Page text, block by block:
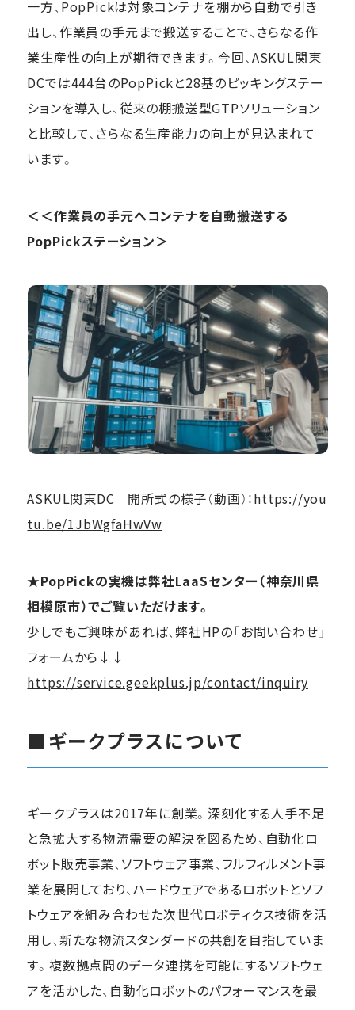
一方、PopPickは対象コンテナを棚から自動で引き
出し、作業員の手元まで搬送することで、さらなる作
業生産性の向上が期待できます。今回、ASKUL関東
DCでは444台のPopPickと28基のピッキングステー
ションを導入し、従来の棚搬送型GTPソリューション
と比較して、さらなる生産能力の向上が見込まれて
います。
＜＜作業員の手元へコンテナを自動搬送する
PopPickステーション＞
ASKUL関東DC 開所式の様子（動画）：https://you
tu.be/1JbWgfaHwVw
★PopPickの実機は弊社LaaSセンター（神奈川県
相模原市）でご覧いただけます。
少しでもご興味があれば、弊社HPの「お問い合わせ」
フォームから↓↓
https://service.geekplus.jp/contact/inquiry
■ ギークプラスについて
ギークプラスは2017年に創業。深刻化する人手不足
と急拡大する物流需要の解決を図るため、自動化ロ
ボット販売事業、ソフトウェア事業、フルフィルメント事
業を展開しており、ハードウェアであるロボットとソフ
トウェアを組み合わせた次世代ロボティクス技術を活
用し、新たな物流スタンダードの共創を目指していま
す。複数拠点間のデータ連携を可能にするソフトウェ
アを活かした、自動化ロボットのパフォーマンスを最